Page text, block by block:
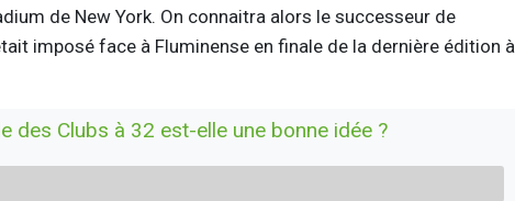
de New York. On connaitra alors le successeur de
imposé face à Fluminense en finale de la dernière édition à
des Clubs à 32 est-elle une bonne idée ?